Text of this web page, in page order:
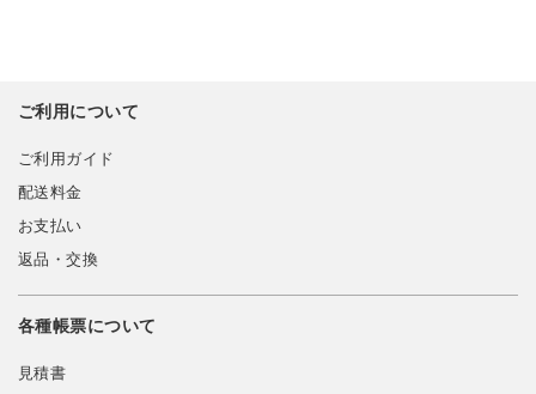
ご利用について
ご利用ガイド
配送料金
お支払い
返品・交換
各種帳票について
見積書